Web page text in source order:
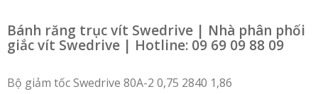
Bánh răng trục vít Swedrive | Nhà phân phối
giắc vít Swedrive | Hotline: 09 69 09 88 09
Bộ giảm tốc Swedrive 80A-2 0,75 2840 1,86